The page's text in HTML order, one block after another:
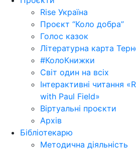
Rise Україна
Проєкт “Коло добра”
Голос казок
Літературна карта
#КолоКнижки
Світ один на всіх
Інтерактивні читання
with Paul Field»
Віртуальні проєкти
Архів
Бібліотекарю
Методична діяльність